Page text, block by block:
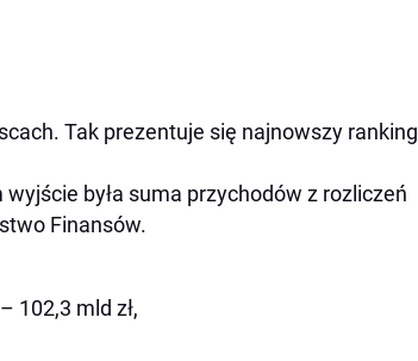
Tak prezentuje się najnowszy ranking
była suma przychodów z rozliczeń
Finansów.
102,3 mld zł,